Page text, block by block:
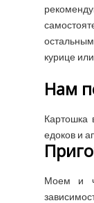
курице
Нам
Картошка
едоков и
Моем и